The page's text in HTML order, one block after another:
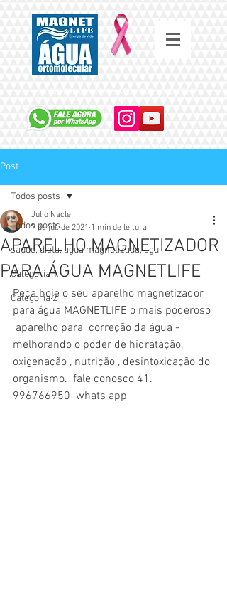
Post
Todos posts
saude, dieta, agua magnetizada, agu
Categoria 1
Categoria 2
Todos posts
APARELHO MAGNETIZADOR
PARA ÁGUA MAGNETLIFE
Julio Nacle
7 de jul. de 2021 1 min de leitura
Peça hoje o seu aparelho magnetizador
para água MAGNETLIFE o mais poderoso
aparelho para  correção da água -
melhorando o poder de hidratação,
oxigenação , nutrição , desintoxicação do
organismo.  fale conosco 41.
996766950  whats app